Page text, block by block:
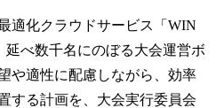
適化クラウドサービス「WIN
延べ数千名にのぼる大会運営ボ
や適性に配慮しながら、効率
する計画を、大会実行委員会